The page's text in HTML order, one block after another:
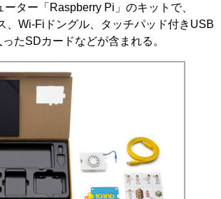
ター「Raspberry Pi」のキットで、
、Wi-Fiドングル、タッチパッド付きUSB
たSDカードなどが含まれる。